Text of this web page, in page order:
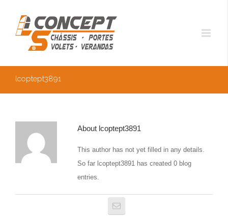
lcoptept3891
About lcoptept3891
This author has not yet filled in any details.
So far lcoptept3891 has created 0 blog
entries.